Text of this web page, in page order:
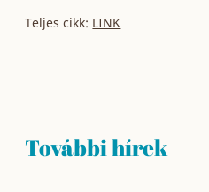
Teljes cikk: LINK
További hírek